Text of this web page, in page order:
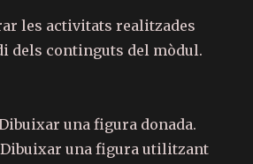
les activitats realitzades
dels continguts del mòdul.
una figura donada.
una figura utilitzant